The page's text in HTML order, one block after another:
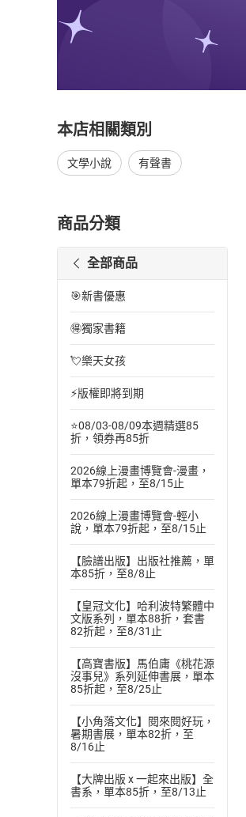
本店相關類別
文學小說 有聲書
商品分類
全部商品
🎯新書優惠
🉐獨家書籍
💘樂天女孩
⚡版權即將到期
⭐08/03-08/09本週精選85
折，領券再85折
2026線上漫畫博覽會-漫畫，
單本79折起，至8/15止
2026線上漫畫博覽會-輕小
說，單本79折起，至8/15止
【臉譜出版】出版社推薦，單
本85折，至8/8止
【皇冠文化】哈利波特繁體中
文版系列，單本88折，套書
82折起，至8/31止
【高寶書版】馬伯庸《桃花源
沒事兒》系列延伸書展，單本
85折起，至8/25止
【小角落文化】閱來閱好玩，
暑期書展，單本82折，至
8/16止
【大牌出版 x 一起來出版】全
書系，單本85折，至8/13止